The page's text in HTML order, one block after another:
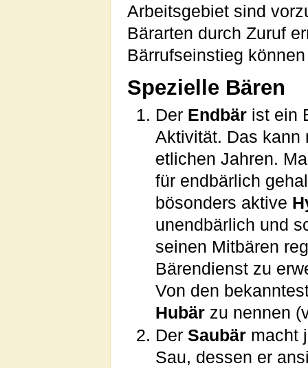
Arbeitsgebiet sind
Bärarten durch Zuruf
Bärrufseinstieg
Spezielle Bären
Der Endbärist ein
Aktivität. Das kann
etlichen Jahren.
für endbärlich
bösonders aktive
unendbärlich und
seinen Mitbären
Bärendienst zu
Von den
Hubärzu nennen
Der Saubärmacht
Sau, dessen er